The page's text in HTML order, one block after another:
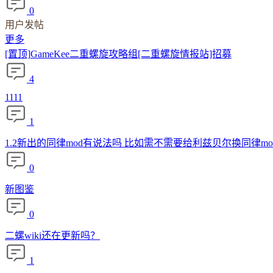
0
用户发帖
更多
[置顶]GameKee二重螺旋攻略组[二重螺旋情报站]招募
4
1111
1
1.2新出的同律mod有说法吗 比如需不需要给利兹贝尔换同律
0
新图鉴
0
二螺wiki还在更新吗？
1